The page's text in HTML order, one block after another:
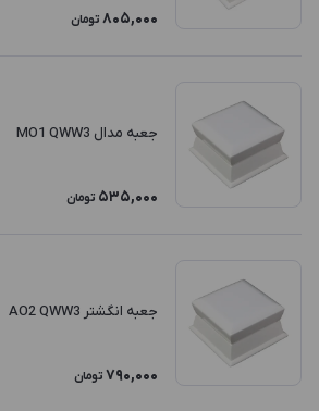
805,000 تومان
جعبه مدال MO1 QWW3
535,000 تومان
جعبه انگشتر AO2 QWW3
790,000 تومان